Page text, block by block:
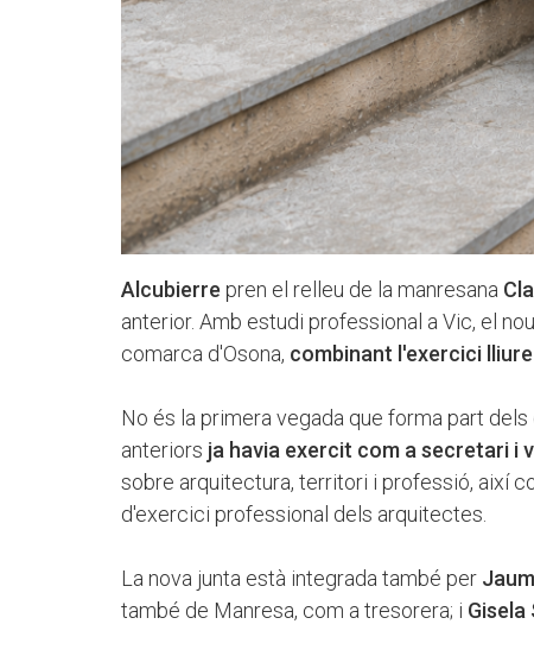
Alcubierre pren el relleu de la manresana
anterior. Amb estudi professional a Vic, el
comarca d'Osona, combinant l'exercici
No és la primera vegada que forma part
anteriors ja havia exercit com a secretari i
sobre arquitectura, territori i professió, així
d'exercici professional dels arquitectes.
La nova junta està integrada també per
també de Manresa, com a tresorera; i Gisela